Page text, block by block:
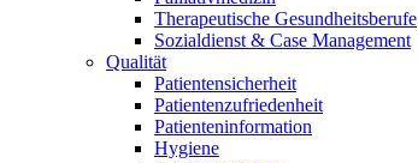
Therapeutische Gesundheitsberufe
Sozialdienst & Case Management
Qualität
Patientensicherheit
Patientenzufriedenheit
Patienteninformation
Hygiene